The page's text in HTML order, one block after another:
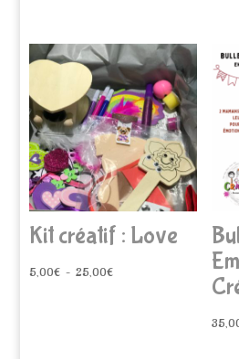
4,00€
à
25,00€
Kit créatif : Love
5,00€ – 25,00€Plage